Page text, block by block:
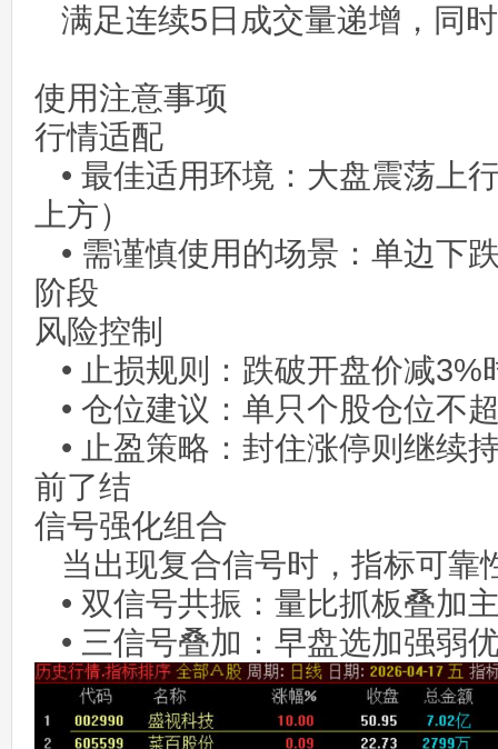
满足连续5日成交量递增，同
使用注意事项
行情适配
• 最佳适用环境：大盘震荡上
上方）
• 需谨慎使用的场景：单边下
阶段
风险控制
• 止损规则：跌破开盘价减3%
• 仓位建议：单只个股仓位不
• 止盈策略：封住涨停则继续
前了结
信号强化组合
当出现复合信号时，指标可靠
• 双信号共振：量比抓板叠加
• 三信号叠加：早盘选加强弱